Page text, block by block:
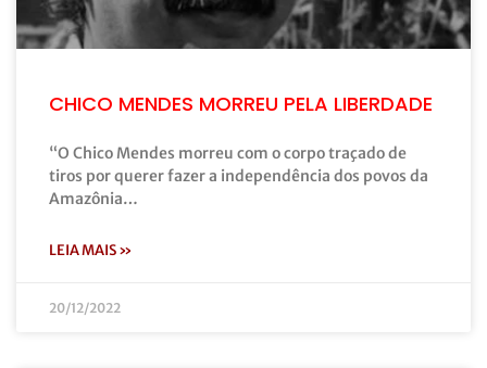
CHICO MENDES MORREU PELA LIBERDADE
“O Chico Mendes morreu com o corpo traçado de
tiros por querer fazer a independência dos povos da
Amazônia…
LEIA MAIS »
20/12/2022